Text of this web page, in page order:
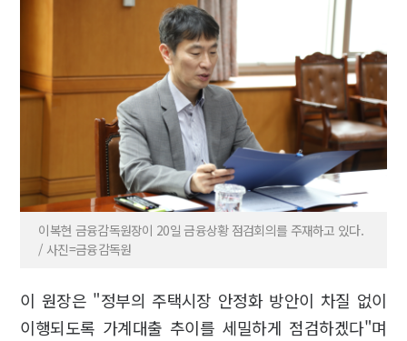
이복현 금융감독원장이 20일 금융상황 점검회의를 주재하고 있다.
/ 사진=금융감독원
이 원장은 "정부의 주택시장 안정화 방안이 차질 없이
이행되도록 가계대출 추이를 세밀하게 점검하겠다"며